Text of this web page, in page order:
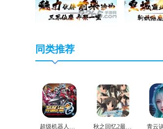
同类推荐
超级机器人大战og2官方版 秋之回忆2最新版